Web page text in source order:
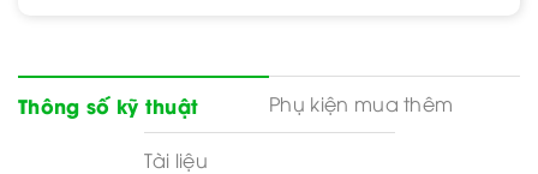
Thông số kỹ thuật Phụ kiện mua thêm
Tài liệu